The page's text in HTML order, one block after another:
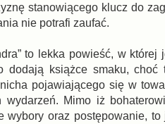
stanowiącego klucz do
nie potrafi zaufać.
to lekka powieść, w
dodają książce smaku,
pojawiającego się w
wydarzeń. Mimo iż
wybory oraz postępowanie,